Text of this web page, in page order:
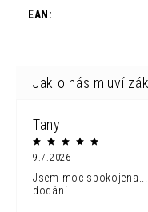
EAN :
Tany
9.7.2026
Jsem moc
dodání...